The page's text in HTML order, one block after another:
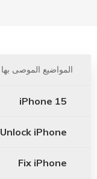
المواضيع الموصى بها
iPhone 15
Unlock iPhone
Fix iPhone